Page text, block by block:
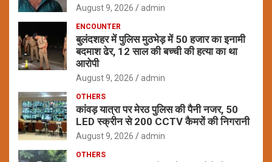
August 9, 2026 admin
ENCOUNTER
बुलंदशहर में पुलिस मुठभेड़ में 50 हजार का इनामी
बदमाश ढेर, 12 साल की बच्ची की हत्या का था
आरोपी
August 9, 2026 admin
OTHERS
कांवड़ यात्रा पर मेरठ पुलिस की पैनी नजर, 50
LED स्क्रीन से 200 CCTV कैमरों की निगरानी
August 9, 2026 admin
OTHERS